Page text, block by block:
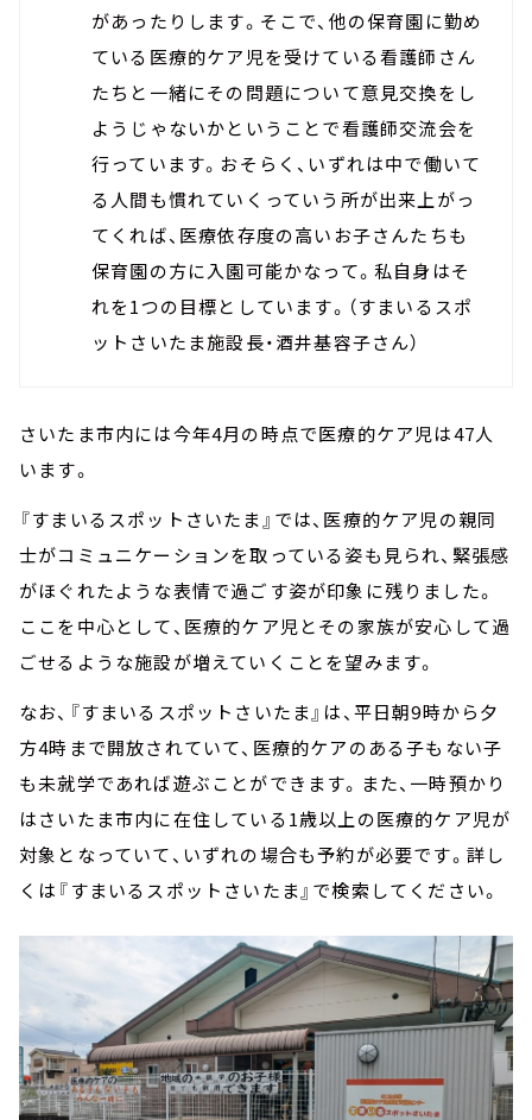
があったりします。そこで、他の保育園に勤め
ている医療的ケア児を受けている看護師さん
たちと一緒にその問題について意見交換をし
ようじゃないかということで看護師交流会を
行っています。おそらく、いずれは中で働いて
る人間も慣れていくっていう所が出来上がっ
てくれば、医療依存度の高いお子さんたちも
保育園の方に入園可能かなって。私自身はそ
れを1つの目標としています。（すまいるスポ
ットさいたま施設長・酒井基容子さん）
さいたま市内には今年4月の時点で医療的ケア児は47人
います。
『すまいるスポットさいたま』では、医療的ケア児の親同
士がコミュニケーションを取っている姿も見られ、緊張感
がほぐれたような表情で過ごす姿が印象に残りました。
ここを中心として、医療的ケア児とその家族が安心して過
ごせるような施設が増えていくことを望みます。
なお、『すまいるスポットさいたま』は、平日朝9時から夕
方4時まで開放されていて、医療的ケアのある子もない子
も未就学であれば遊ぶことができます。また、一時預かり
はさいたま市内に在住している1歳以上の医療的ケア児が
対象となっていて、いずれの場合も予約が必要です。詳し
くは『すまいるスポットさいたま』で検索してください。